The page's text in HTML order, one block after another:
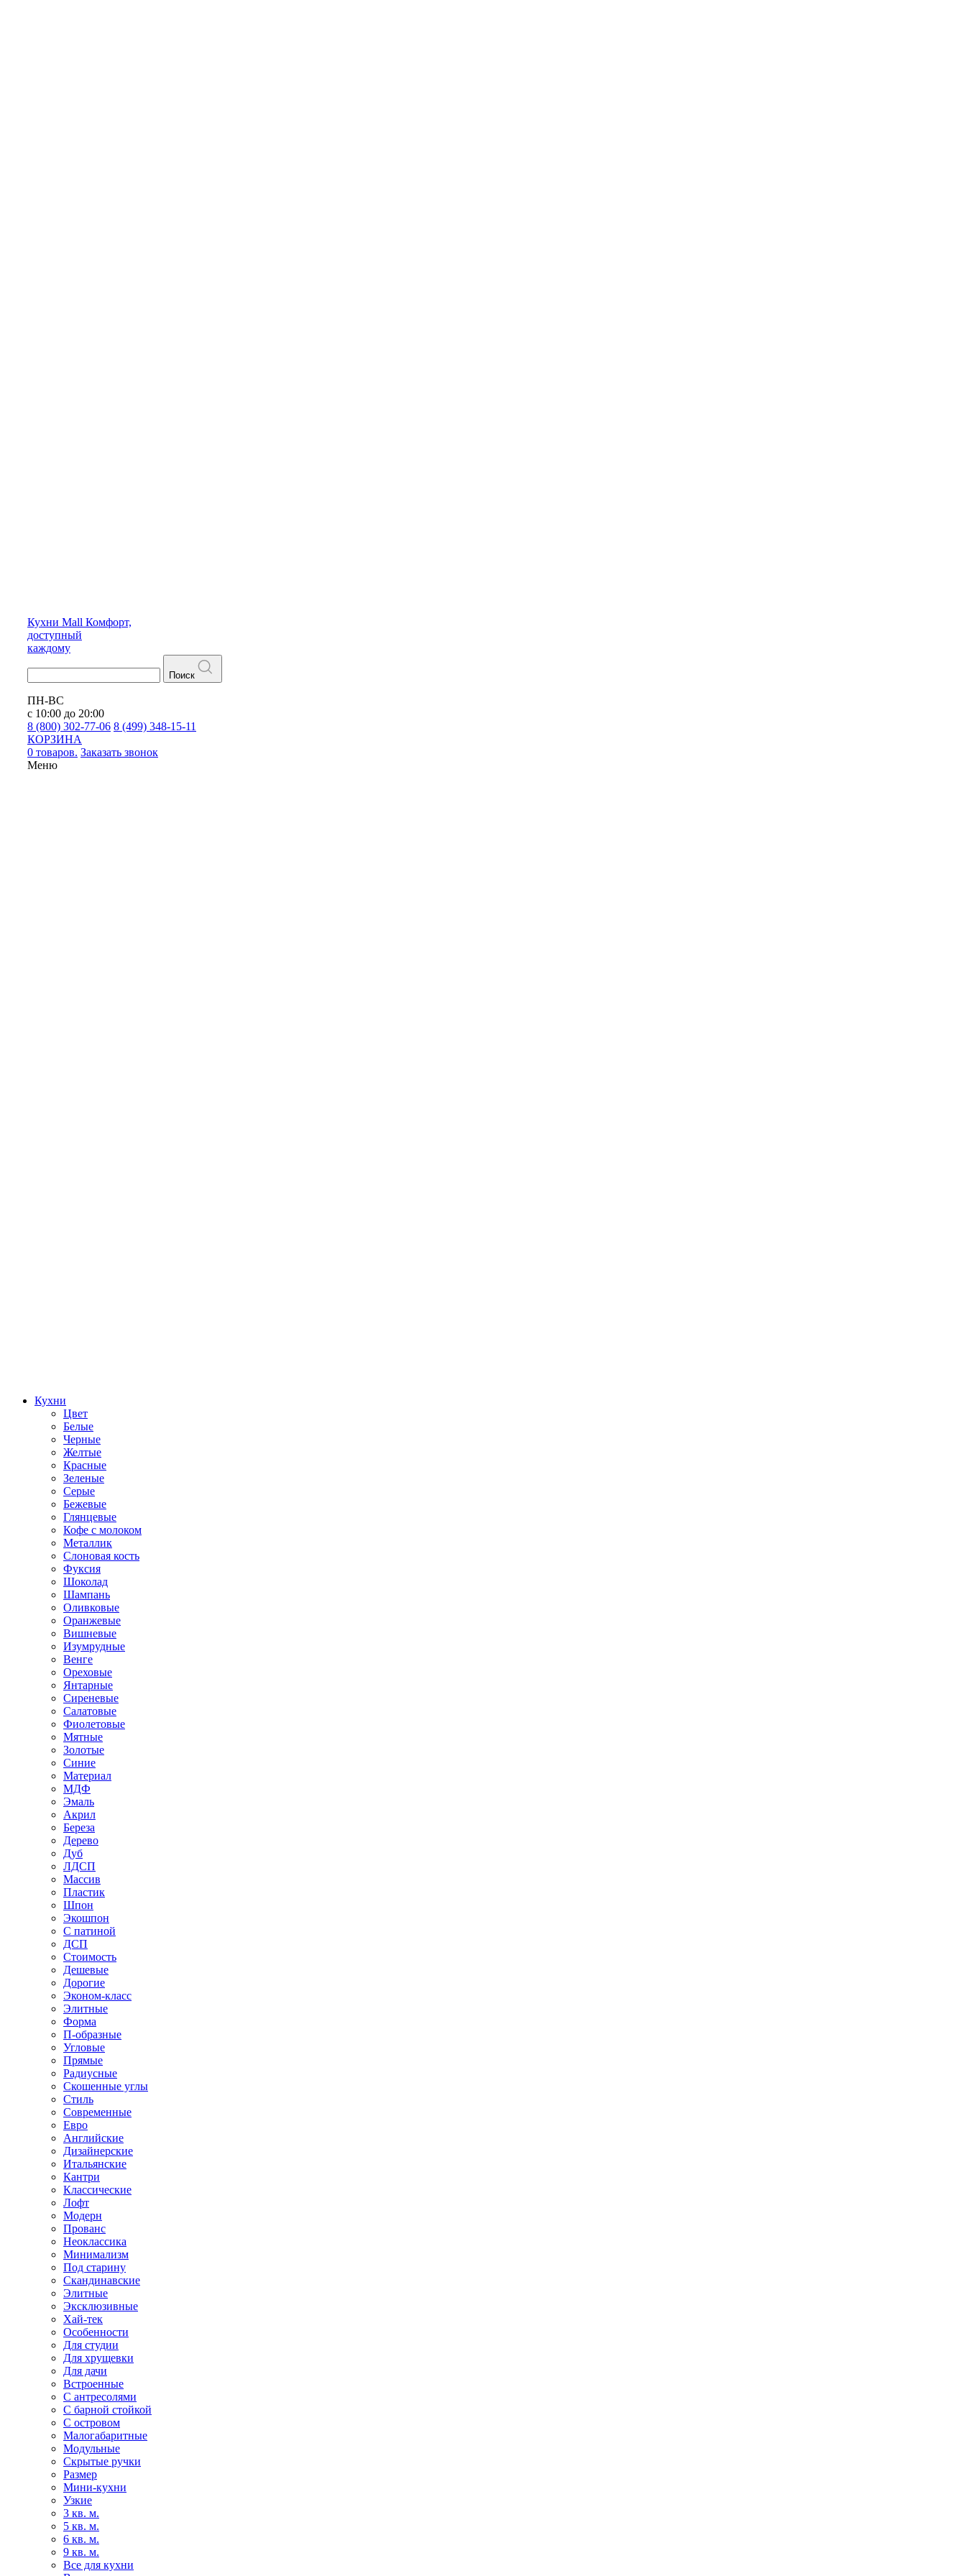
Кухни Mall Комфорт,
доступный
каждому
Поиск
ПН-ВС
с 10:00 до 20:00
8 (800) 302-77-06 8 (499) 348-15-11
КОРЗИНА
0 товаров. Заказать звонок
Меню
Кухни
Цвет
Белые
Черные
Желтые
Красные
Зеленые
Серые
Бежевые
Глянцевые
Кофе с молоком
Металлик
Слоновая кость
Фуксия
Шоколад
Шампань
Оливковые
Оранжевые
Вишневые
Изумрудные
Венге
Ореховые
Янтарные
Сиреневые
Салатовые
Фиолетовые
Мятные
Золотые
Синие
Материал
МДФ
Эмаль
Акрил
Береза
Дерево
Дуб
ЛДСП
Массив
Пластик
Шпон
Экошпон
С патиной
ДСП
Стоимость
Дешевые
Дорогие
Эконом-класс
Элитные
Форма
П-образные
Угловые
Прямые
Радиусные
Скошенные углы
Стиль
Современные
Евро
Английские
Дизайнерские
Итальянские
Кантри
Классические
Лофт
Модерн
Прованс
Неоклассика
Минимализм
Под старину
Скандинавские
Элитные
Эксклюзивные
Хай-тек
Особенности
Для студии
Для хрущевки
Для дачи
Встроенные
С антресолями
С барной стойкой
С островом
Малогабаритные
Модульные
Скрытые ручки
Размер
Мини-кухни
Узкие
3 кв. м.
5 кв. м.
6 кв. м.
9 кв. м.
Все для кухни